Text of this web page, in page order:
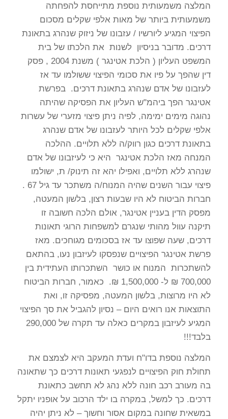
המלצה משמעותית נוספת מתייחסת להפחתה
משמעותית ביותר של מאות אלפי שקלים מסכום
הפיצוי המגיע ליורשיו / עזבונו של ניזוק שנהרג בתאונת
דרכים. מדובר בניסיון לשנות את הלכתו של בית
המשפט העליון ( הלכת אטינגר ) משנת 2004 , פסק
דין שהפך על פיו את סכומי הפיצוי ששולמו עד אז
לעזבונו של אדם שנהרג בתאונת דרכים. בפרשת
אטינגר הפך ביהמ"ש העליון את הפסיקה שהיתה
נהוגה מימים ימימה, לפיה ניתן פיצוי מזערי של עשרות
אלפי שקלים לכל היותר לעזבונו של אדם שנהרג
בתאונת דרכים כגון רווק/ה ללא תלויים. ההלכה
המנחה מאז הלכת אטינגר היא כי לעיזבונו של אדם
שנהרג ללא תלויים, ואפילו יהא זה תינוק/ ת, ישולמו
פיצוי עבור השנים שהיה המנוח/ה משתכר עד גיל 67 .
חברות הביטוח לא היו שבעות רצון, בלשון המעטה,
מפסק הדין בעניין אטינגר, אולם הלכה חשובה זו
תיקנה עוול מהותי שנגרם למשפחות הרוגי תאונות
דרכים, שעה שפוצו עד אז בסכומים מגוחכים. מאז
פרשת אטינגר הפיצויים שנפסקו לעיזבון נעו, בהתאם
להשתכרות המנוח או כושר השתכרותו העתידית בין
700,000 ₪ ל- 1,500,000 ₪. כאמור, חברות הביטוח
לא היו מרוצות, בלשון המעטה, מפסיקה זו, ואת
התוצאות אנו רואים היום – נסיון להגביל את סך הפיצוי
בלבד!!!
המלצה נוספת בדו"ח ועדת המעקב היא לצמצם את
תחולת חוק הפיצויים לנפגעי תאונות דרכים כך שתאונה
בה מעורב רכב חונה ללא נהג לא תחשב כתאונת
דרכים. כך למשל, במקרה בו ילד הרכוב על אופניו יתקל
במשאית שחונה במקום אסור וחשוך – לא ניתן יהיה